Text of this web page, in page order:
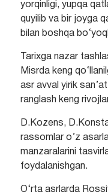
yorqinligi, yupqa
quyilib va bir joyga
bilan boshqa
Tarixga nazar
Misrda keng
asr avval yirik
ranglash keng
D.Kozens,
rassomlar o’z
manzaralarini
foydalanishgan.
O‘rta asrlarda